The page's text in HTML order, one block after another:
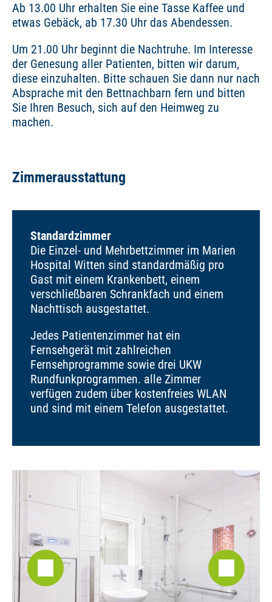
Ab 13.00 Uhr erhalten Sie eine Tasse Kaffee und
etwas Gebäck, ab 17.30 Uhr das Abendessen.
Um 21.00 Uhr beginnt die Nachtruhe. Im Interesse
der Genesung aller Patienten, bitten wir darum,
diese einzuhalten. Bitte schauen Sie dann nur nach
Absprache mit den Bettnachbarn fern und bitten
Sie Ihren Besuch, sich auf den Heimweg zu
machen.
Zimmerausstattung
Standardzimmer
Die Einzel- und Mehrbettzimmer im Marien
Hospital Witten sind standardmäßig pro
Gast mit einem Krankenbett, einem
verschließbaren Schrankfach und einem
Nachttisch ausgestattet.
Jedes Patientenzimmer hat ein
Fernsehgerät mit zahlreichen
Fernsehprogramme sowie drei UKW
Rundfunkprogrammen. alle Zimmer
verfügen zudem über kostenfreies WLAN
und sind mit einem Telefon ausgestattet.